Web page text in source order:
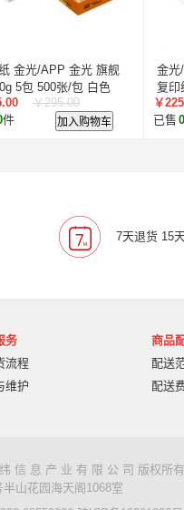
金光/APP 金光 旗舰
5包 500张/包 白色
￥295.00
件 加入购物车
金光
复印
￥
已售 0
7天退货 15
务
流程
维护
商品
配送
配送
信 息 产 业 有 限 公 司 版权所
山花园海天阁1068室